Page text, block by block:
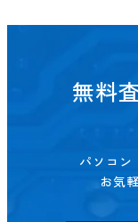
無料
パソコン
お気